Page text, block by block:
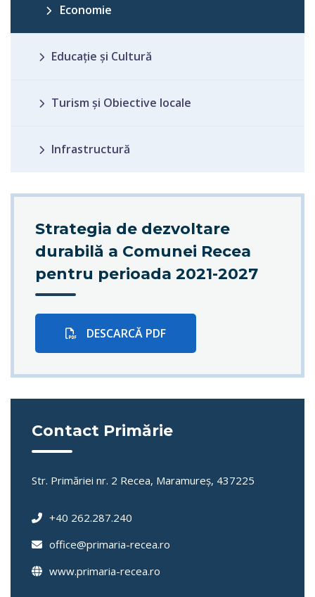
Economie
Educație și Cultură
Turism și Obiective locale
Infrastructură
Strategia de dezvoltare
durabilă a Comunei Recea
pentru perioada 2021-2027
DESCARCĂ PDF
Contact Primărie
Str. Primăriei nr. 2 Recea, Maramureş, 437225
+40 262.287.240
office@primaria-recea.ro
www.primaria-recea.ro